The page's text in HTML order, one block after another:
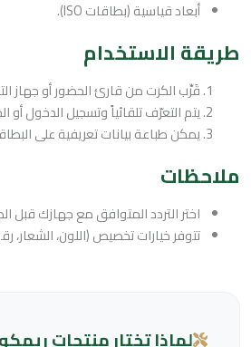
أبعاد قياسية (بطاقات ISO).
طريقة الاستخدام
قَرِّب الكرت من قارئ الحضور أو جهاز
يتم التعرّف تلقائياً وتسجيل الدخول أو
يمكن طباعة بيانات تعريفية على
ملاحظات
اختر التردد المتوافق مع جهازك قبل
تتوفر خيارات تخصيص (اللون،
لماذا تختار منتجات